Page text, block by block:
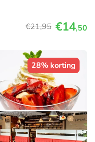
€21,95 €14,50
28% korting